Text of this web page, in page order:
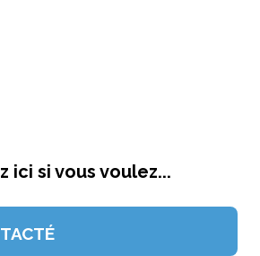
ici si vous voulez...